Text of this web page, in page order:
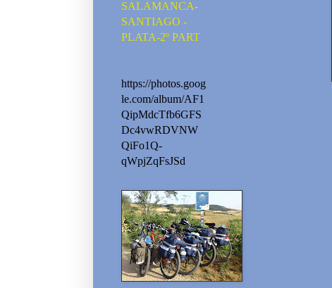
SALAMANCA-
SANTIAGO -
PLATA-2º PART
https://photos.goog
le.com/album/AF1
QipMdcTfb6GFS
Dc4vwRDVNW
QiFo1Q-
qWpjZqFsJSd